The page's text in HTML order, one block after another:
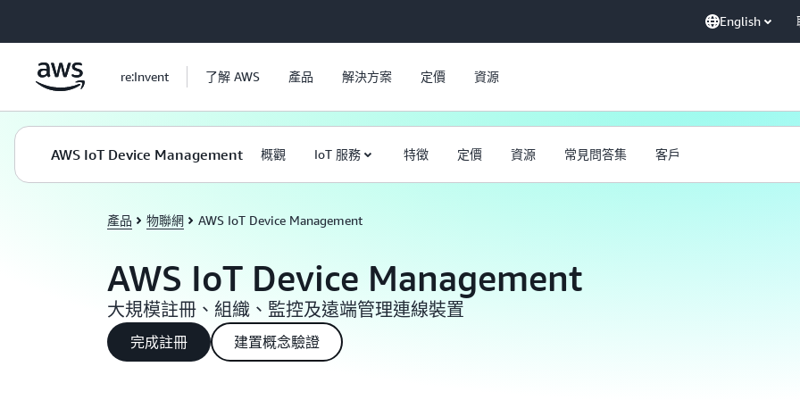
English
re:Invent 了解 AWS 產品 解決方案 定價 資源
AWS IoT Device Management 概觀 IoT 服務 特徵 定價 資源 常見問答集 客戶
產品 物聯網 AWS IoT Device Management
AWS IoT Device Management
大規模註冊、組織、監控及遠端管理連線裝置
完成註冊 建置概念驗證